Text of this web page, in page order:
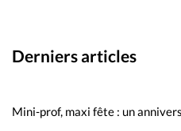
Derniers articles
Mini-prof, maxi fête : un